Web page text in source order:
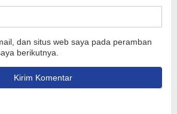
dan situs web saya pada peramban
berikutnya.